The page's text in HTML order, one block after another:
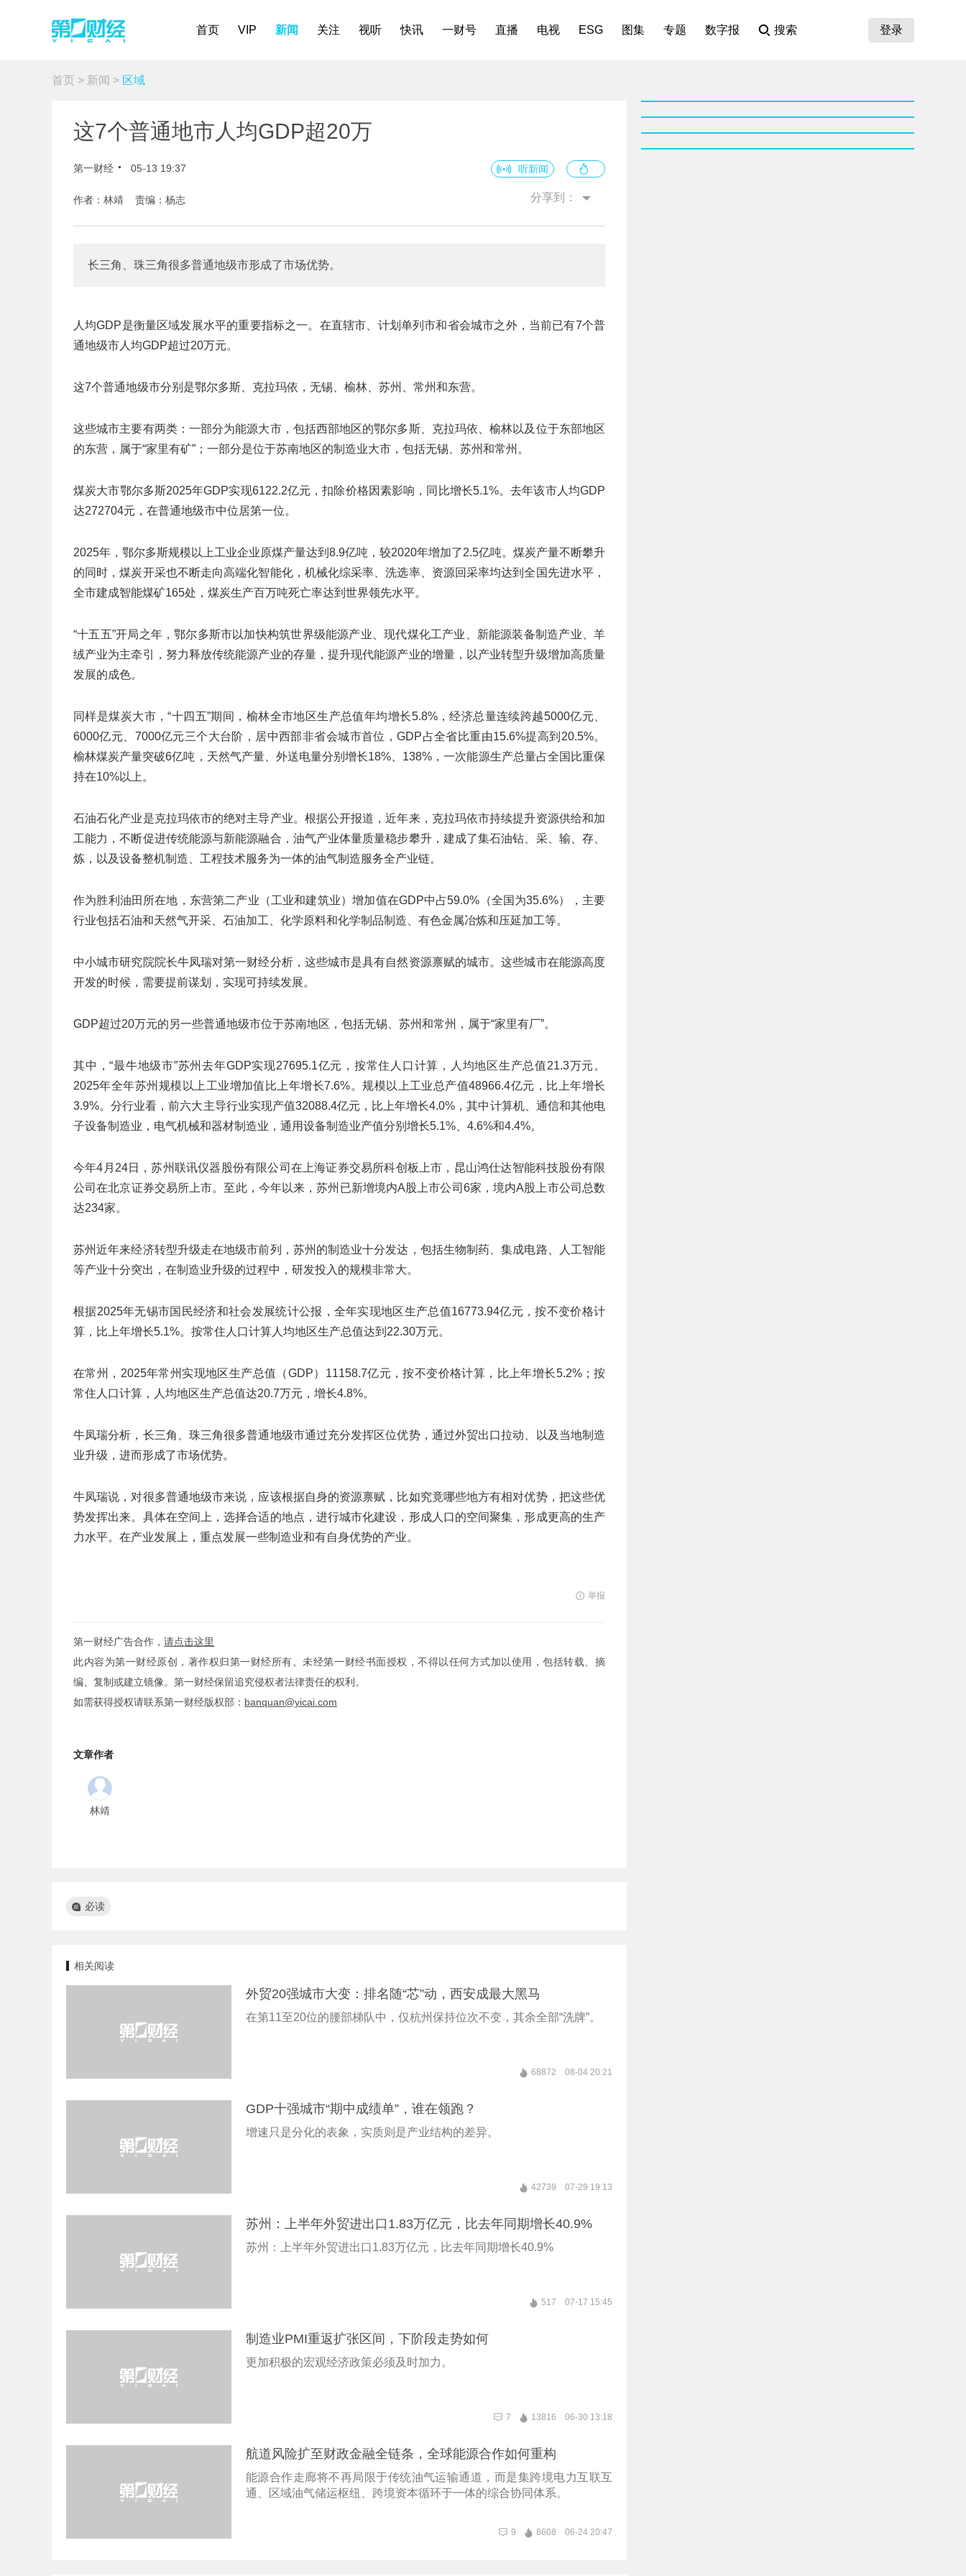
首页 VIP 新闻 关注 视听 快讯 一财号 直播 电视 ESG 图集 专题 数字报 搜索 登录
首页 > 新闻 > 区域
这7个普通地市人均GDP超20万
第一财经 05-13 19:37 听新闻
作者：林靖 责编：杨志 分享到：
长三角、珠三角很多普通地级市形成了市场优势。
人均GDP是衡量区域发展水平的重要指标之一。在直辖市、计划单列市和省会城市之外，当前已有7个普
通地级市人均GDP超过20万元。
这7个普通地级市分别是鄂尔多斯、克拉玛依，无锡、榆林、苏州、常州和东营。
这些城市主要有两类：一部分为能源大市，包括西部地区的鄂尔多斯、克拉玛依、榆林以及位于东部地区
的东营，属于“家里有矿”；一部分是位于苏南地区的制造业大市，包括无锡、苏州和常州。
煤炭大市鄂尔多斯2025年GDP实现6122.2亿元，扣除价格因素影响，同比增长5.1%。去年该市人均GDP
达272704元，在普通地级市中位居第一位。
2025年，鄂尔多斯规模以上工业企业原煤产量达到8.9亿吨，较2020年增加了2.5亿吨。煤炭产量不断攀升
的同时，煤炭开采也不断走向高端化智能化，机械化综采率、洗选率、资源回采率均达到全国先进水平，
全市建成智能煤矿165处，煤炭生产百万吨死亡率达到世界领先水平。
“十五五”开局之年，鄂尔多斯市以加快构筑世界级能源产业、现代煤化工产业、新能源装备制造产业、羊
绒产业为主牵引，努力释放传统能源产业的存量，提升现代能源产业的增量，以产业转型升级增加高质量
发展的成色。
同样是煤炭大市，“十四五”期间，榆林全市地区生产总值年均增长5.8%，经济总量连续跨越5000亿元、
6000亿元、7000亿元三个大台阶，居中西部非省会城市首位，GDP占全省比重由15.6%提高到20.5%。
榆林煤炭产量突破6亿吨，天然气产量、外送电量分别增长18%、138%，一次能源生产总量占全国比重保
持在10%以上。
石油石化产业是克拉玛依市的绝对主导产业。根据公开报道，近年来，克拉玛依市持续提升资源供给和加
工能力，不断促进传统能源与新能源融合，油气产业体量质量稳步攀升，建成了集石油钻、采、输、存、
炼，以及设备整机制造、工程技术服务为一体的油气制造服务全产业链。
作为胜利油田所在地，东营第二产业（工业和建筑业）增加值在GDP中占59.0%（全国为35.6%），主要
行业包括石油和天然气开采、石油加工、化学原料和化学制品制造、有色金属冶炼和压延加工等。
中小城市研究院院长牛凤瑞对第一财经分析，这些城市是具有自然资源禀赋的城市。这些城市在能源高度
开发的时候，需要提前谋划，实现可持续发展。
GDP超过20万元的另一些普通地级市位于苏南地区，包括无锡、苏州和常州，属于“家里有厂”。
其中，“最牛地级市”苏州去年GDP实现27695.1亿元，按常住人口计算，人均地区生产总值21.3万元。
2025年全年苏州规模以上工业增加值比上年增长7.6%。规模以上工业总产值48966.4亿元，比上年增长
3.9%。分行业看，前六大主导行业实现产值32088.4亿元，比上年增长4.0%，其中计算机、通信和其他电
子设备制造业，电气机械和器材制造业，通用设备制造业产值分别增长5.1%、4.6%和4.4%。
今年4月24日，苏州联讯仪器股份有限公司在上海证券交易所科创板上市，昆山鸿仕达智能科技股份有限
公司在北京证券交易所上市。至此，今年以来，苏州已新增境内A股上市公司6家，境内A股上市公司总数
达234家。
苏州近年来经济转型升级走在地级市前列，苏州的制造业十分发达，包括生物制药、集成电路、人工智能
等产业十分突出，在制造业升级的过程中，研发投入的规模非常大。
根据2025年无锡市国民经济和社会发展统计公报，全年实现地区生产总值16773.94亿元，按不变价格计
算，比上年增长5.1%。按常住人口计算人均地区生产总值达到22.30万元。
在常州，2025年常州实现地区生产总值（GDP）11158.7亿元，按不变价格计算，比上年增长5.2%；按
常住人口计算，人均地区生产总值达20.7万元，增长4.8%。
牛凤瑞分析，长三角、珠三角很多普通地级市通过充分发挥区位优势，通过外贸出口拉动、以及当地制造
业升级，进而形成了市场优势。
牛凤瑞说，对很多普通地级市来说，应该根据自身的资源禀赋，比如究竟哪些地方有相对优势，把这些优
势发挥出来。具体在空间上，选择合适的地点，进行城市化建设，形成人口的空间聚集，形成更高的生产
力水平。在产业发展上，重点发展一些制造业和有自身优势的产业。
举报
第一财经广告合作， 请点击这里
此内容为第一财经原创，著作权归第一财经所有。未经第一财经书面授权，不得以任何方式加以使用，包括转载、摘
编、复制或建立镜像。第一财经保留追究侵权者法律责任的权利。
如需获得授权请联系第一财经版权部： banquan@yicai.com
文章作者
林靖
必读
相关阅读
外贸20强城市大变：排名随“芯”动，西安成最大黑马
在第11至20位的腰部梯队中，仅杭州保持位次不变，其余全部“洗牌”。
68872 08-04 20:21
GDP十强城市“期中成绩单”，谁在领跑？
增速只是分化的表象，实质则是产业结构的差异。
42739 07-29 19:13
苏州：上半年外贸进出口1.83万亿元，比去年同期增长40.9%
苏州：上半年外贸进出口1.83万亿元，比去年同期增长40.9%
517 07-17 15:45
制造业PMI重返扩张区间，下阶段走势如何
更加积极的宏观经济政策必须及时加力。
7 13816 06-30 13:18
航道风险扩至财政金融全链条，全球能源合作如何重构
能源合作走廊将不再局限于传统油气运输通道，而是集跨境电力互联互
通、区域油气储运枢纽、跨境资本循环于一体的综合协同体系。
9 8608 06-24 20:47